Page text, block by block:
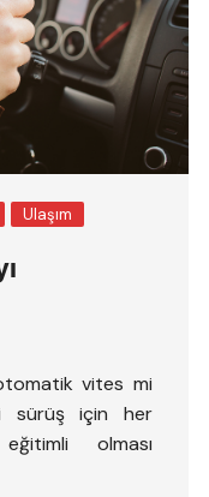
Ulaşım
vites mi
sürüş için her
olması